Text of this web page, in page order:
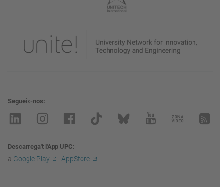
Segueix-nos
Descarrega't l'App UPC
a Google Play i AppStore